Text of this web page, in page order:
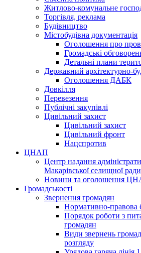
Житлово-комунальне
Торгівля, реклама
Будівництво
Містобудівна документація
Оголошення про
Громадські
Детальні плани
Державний архітектурно-
Оголошення ДАБК
Довкілля
Перевезення
Публічні закупівлі
Цивільний захист
Цивільний захист
Цивільний фронт
Нацспротив
ЦНАП
Центр надання
Макарівської селищної ради
Новини та оголошення
Громадськості
Звернення громадян
Нормативно-правова
Порядок роботи з
громадян
Види звернень
розгляду